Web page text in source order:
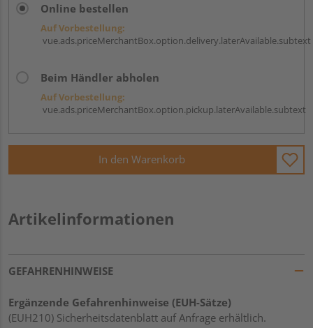
Online bestellen
Auf Vorbestellung:
vue.ads.priceMerchantBox.option.delivery.laterAvailable.subtext
Beim Händler abholen
Auf Vorbestellung:
vue.ads.priceMerchantBox.option.pickup.laterAvailable.subtext
In den Warenkorb
Artikelinformationen
GEFAHRENHINWEISE
Ergänzende Gefahrenhinweise (EUH-Sätze)
(EUH210) Sicherheitsdatenblatt auf Anfrage erhältlich.